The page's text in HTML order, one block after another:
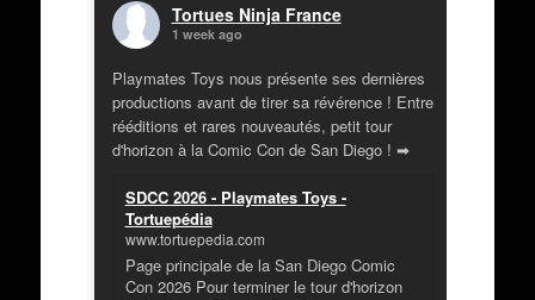
Tortues Ninja France
1 week ago
Playmates Toys nous présente ses dernières
productions avant de tirer sa révérence ! Entre
rééditions et rares nouveautés, petit tour
d'horizon à la Comic Con de San Diego ! ➡
SDCC 2026 - Playmates Toys -
Tortuepédia
www.tortuepedia.com
Page principale de la San Diego Comic
Con 2026 Pour terminer le tour d'horizon